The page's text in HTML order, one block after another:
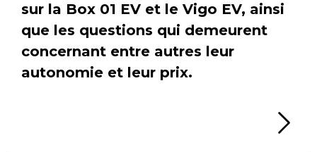
sur la Box 01 EV et le Vigo EV, ainsi
que les questions qui demeurent
concernant entre autres leur
autonomie et leur prix.